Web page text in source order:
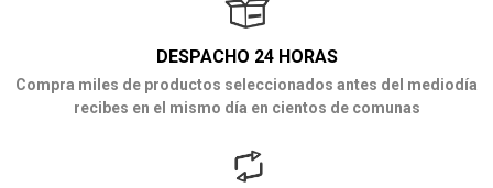
DESPACHO 24 HORAS
Compra miles de productos seleccionados antes del mediodía
recibes en el mismo día en cientos de comunas